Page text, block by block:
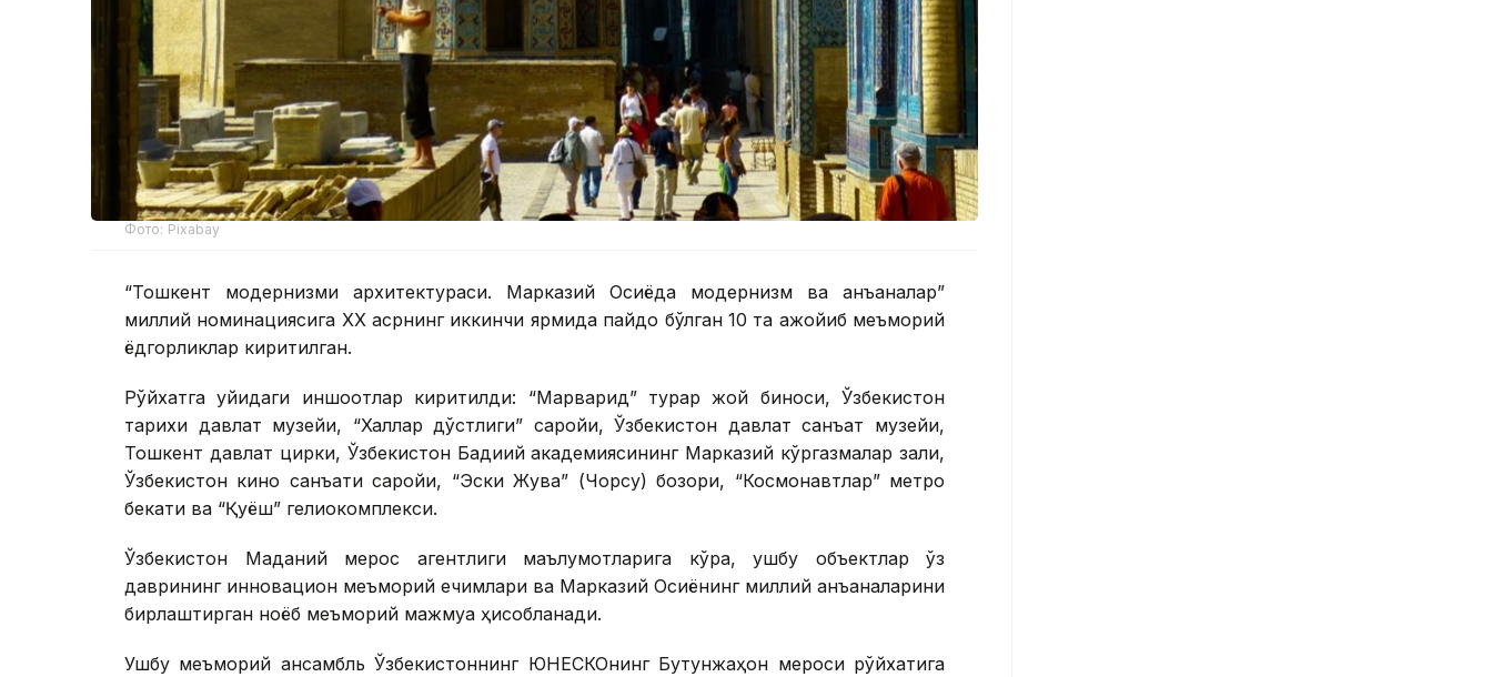
Фото: Pixabay
“Тошкент модернизми архитектураси. Марказий Осиёда модернизм ва анъаналар”
миллий номинациясига ХХ асрнинг иккинчи ярмида пайдо бўлган 10 та ажойиб меъморий
ёдгорликлар киритилган.
Рўйхатга қуйидаги иншоотлар киритилди: “Марварид” турар жой биноси, Ўзбекистон
тарихи давлат музейи, “Халқлар дўстлиги” саройи, Ўзбекистон давлат санъат музейи,
Тошкент давлат цирки, Ўзбекистон Бадиий академиясининг Марказий кўргазмалар зали,
Ўзбекистон кино санъати саройи, “Эски Жува” (Чорсу) бозори, “Космонавтлар” метро
бекати ва “Қуёш” гелиокомплекси.
Ўзбекистон Маданий мерос агентлиги маълумотларига кўра, ушбу объектлар ўз
даврининг инновацион меъморий ечимлари ва Марказий Осиёнинг миллий анъаналарини
бирлаштирган ноёб меъморий мажмуа ҳисобланади.
Ушбу меъморий ансамбль Ўзбекистоннинг ЮНEСКОнинг Бутунжаҳон мероси рўйхатига